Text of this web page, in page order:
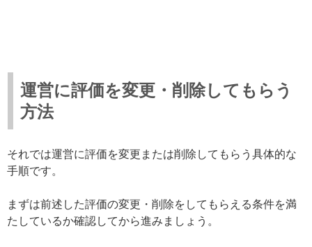
運営に評価を変更・削除してもらう
方法
それでは運営に評価を変更または削除してもらう具体的な
手順です。
まずは前述した評価の変更・削除をしてもらえる条件を満
たしているか確認してから進みましょう。